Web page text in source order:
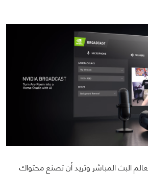
البث المباشر وتريد أن تصنع محتواك